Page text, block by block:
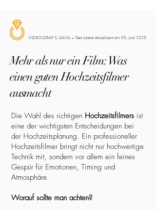
VIDEOGRAF S. SAVA – Text zuletzt aktualisiert am 05. Juni 2025
Mehr als nur ein Film: Was
einen guten Hochzeitsfilmer
ausmacht
Die Wahl des richtigen Hochzeitsfilmers ist
eine der wichtigsten Entscheidungen bei
der Hochzeitsplanung. Ein professioneller
Hochzeitsfilmer bringt nicht nur hochwertige
Technik mit, sondern vor allem ein feines
Gespür für Emotionen, Timing und
Atmosphäre.
Worauf sollte man achten?